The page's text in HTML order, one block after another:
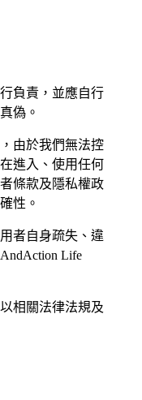
負責，並應自行
偽。
由於我們無法控
進入、使用任何
條款及隱私權政
性。
者自身疏失、違
Life
相關法律法規及